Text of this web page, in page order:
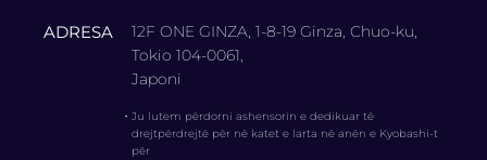
ADRESA
12F ONE GINZA, 1-8-19 Ginza, Chuo-ku,
Tokio 104-0061,
Japoni
・Ju lutem përdorni ashensorin e dedikuar të
drejtpërdrejtë për në katet e larta në anën e Kyobashi-t
për